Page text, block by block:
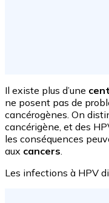
Il existe plus d’une
ne posent pas de
cancérogènes. On
cancérigène, et des
les conséquences
aux cancers.
Les infections à HPV